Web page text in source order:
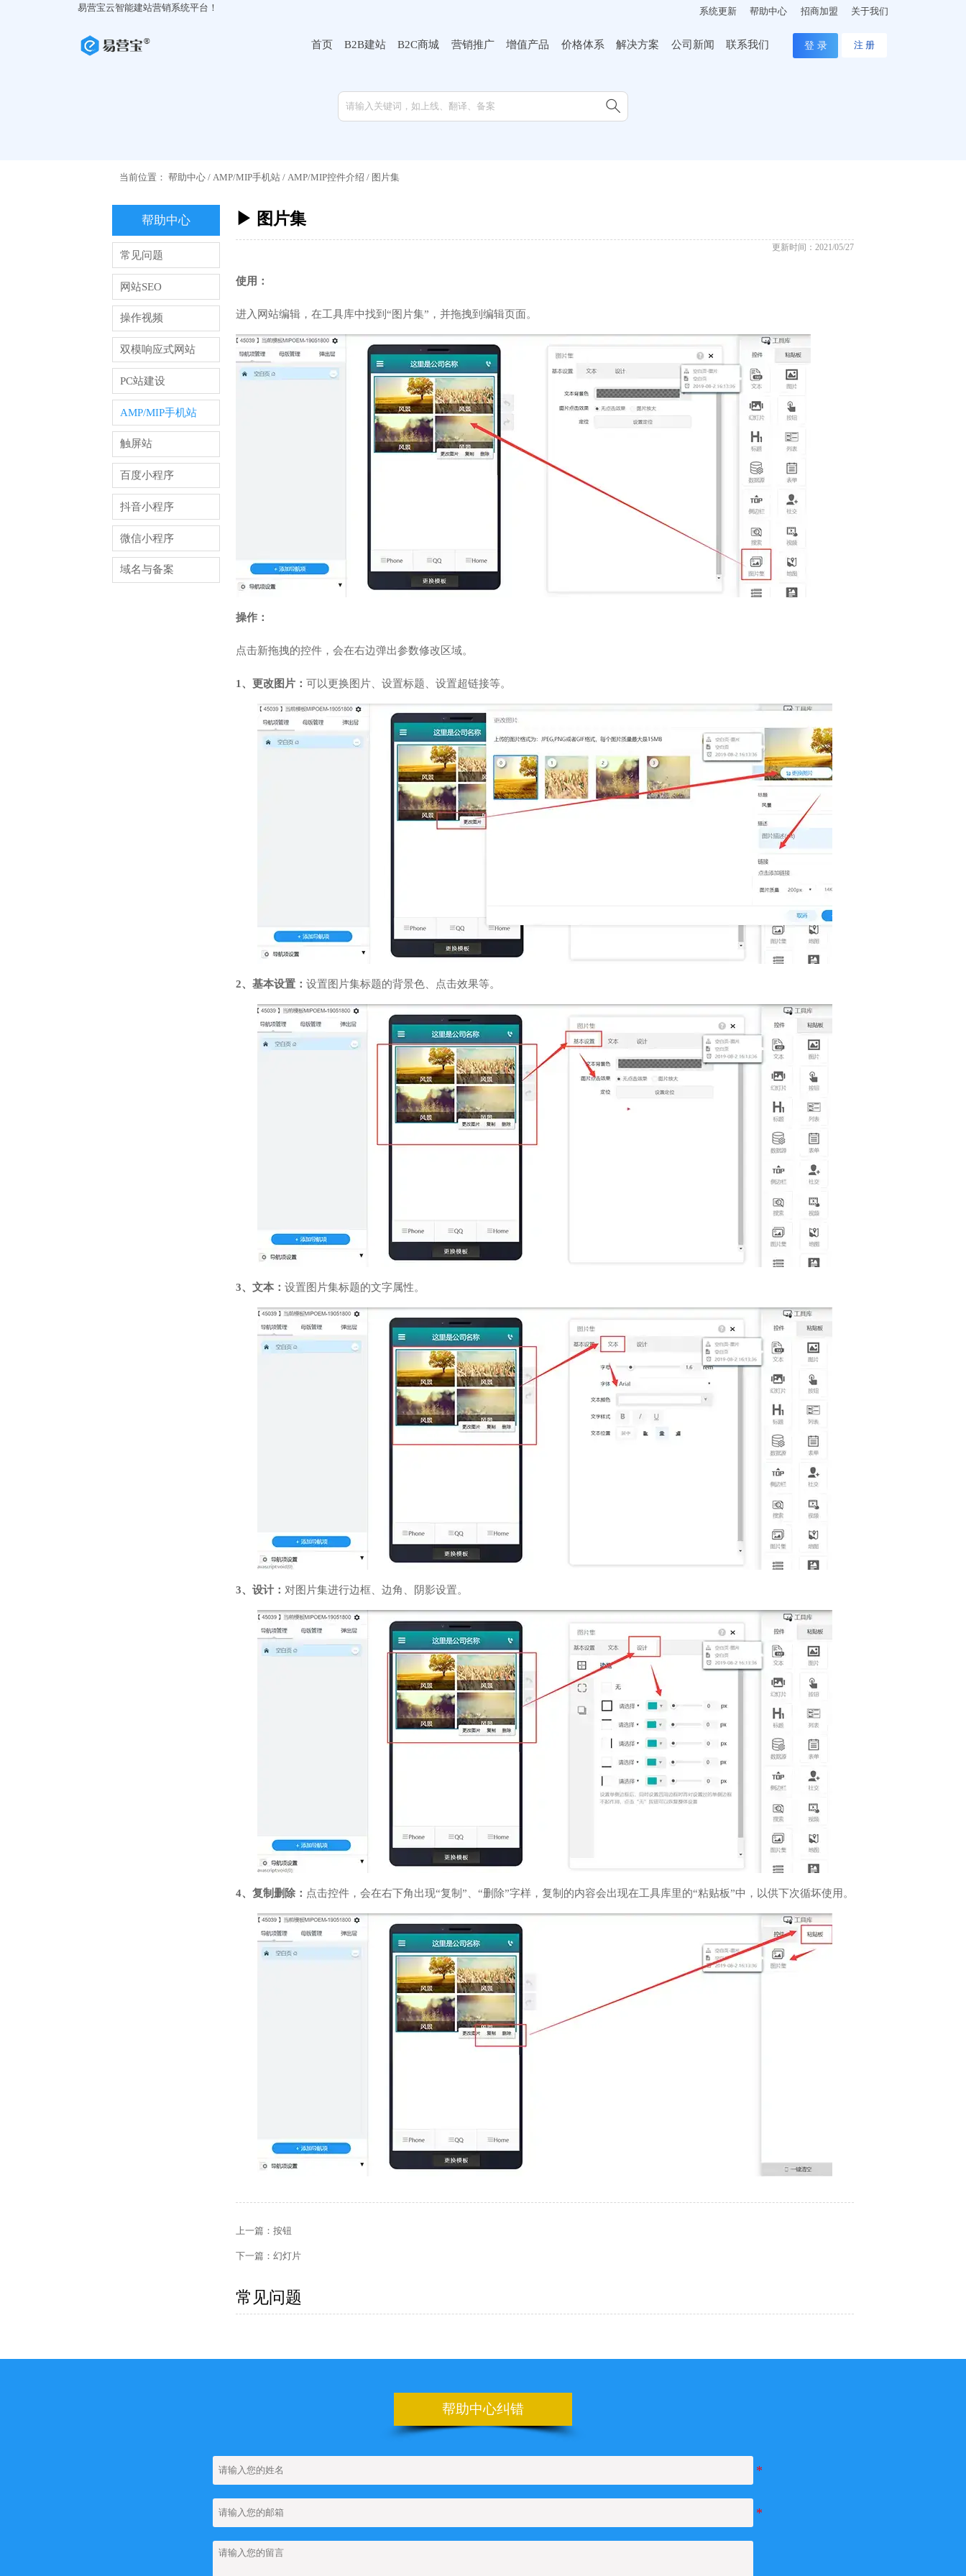
易营宝云智能建站营销系统平台！ 系统更新 帮助中心 招商加盟 关于我们
首页 B2B建站 B2C商城 营销推广 增值产品 价格体系 解决方案 公司新闻 联系我们 登 录 注 册

当前位置： 帮助中心/ AMP/MIP手机站/ AMP/MIP控件介绍 / 图片集
帮助中心
常见问题
网站SEO
操作视频
双模响应式网站
PC站建设
AMP/MIP手机站
触屏站
百度小程序
抖音小程序
微信小程序
域名与备案
▶ 图片集
更新时间：2021/05/27
使用：
进入网站编辑，在工具库中找到“图片集”，并拖拽到编辑页面。
操作：
点击新拖拽的控件，会在右边弹出参数修改区域。
1、更改图片： 可以更换图片、设置标题、设置超链接等。
2、基本设置： 设置图片集标题的背景色、点击效果等。
3、文本： 设置图片集标题的文字属性。
3、设计： 对图片集进行边框、边角、阴影设置。
4、复制删除： 点击控件，会在右下角出现“复制”、“删除”字样，复制的内容会出现在工具库里的“粘贴板”中，以供下次循坏使用。
上一篇： 按钮
下一篇： 幻灯片
常见问题
帮助中心纠错